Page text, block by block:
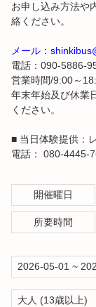
お申し込み方法や
絡ください。
メール：
電話：090-5886-
営業時間/9:00～
年末年始及び休業
ください。
■ 当日体験提供：
電話： 080-4445-
開催曜日
所要時間
大人 (13歳以上)